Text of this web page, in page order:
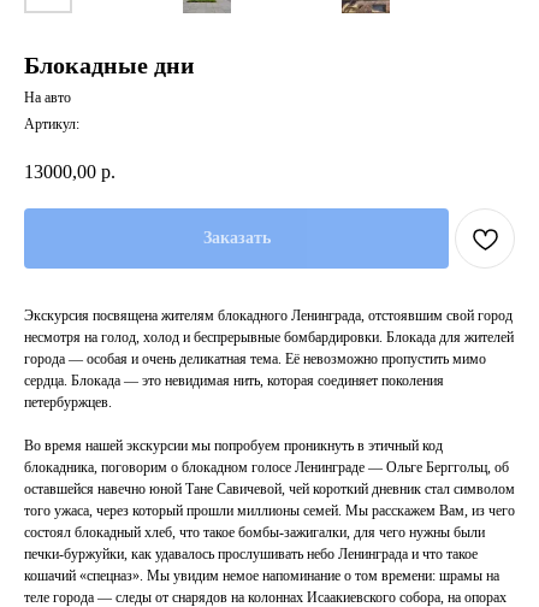
Блокадные дни
На авто
Артикул:
13000,00 р.
Заказать
Экскурсия посвящена жителям блокадного Ленинграда, отстоявшим свой город
несмотря на голод, холод и беспрерывные бомбардировки. Блокада для жителей
города — особая и очень деликатная тема. Её невозможно пропустить мимо
сердца. Блокада — это невидимая нить, которая соединяет поколения
петербуржцев.
Во время нашей экскурсии мы попробуем проникнуть в этичный код
блокадника, поговорим о блокадном голосе Ленинграде — Ольге Берггольц, об
оставшейся навечно юной Тане Савичевой, чей короткий дневник стал символом
того ужаса, через который прошли миллионы семей. Мы расскажем Вам, из чего
состоял блокадный хлеб, что такое бомбы-зажигалки, для чего нужны были
печки-буржуйки, как удавалось прослушивать небо Ленинграда и что такое
кошачий «спецназ». Мы увидим немое напоминание о том времени: шрамы на
теле города — следы от снарядов на колоннах Исаакиевского собора, на опорах